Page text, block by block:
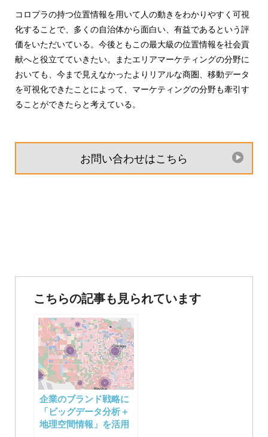
コロプラの持つ位置情報を用いて人の動きをわかりやすく可視
化することで、多くの自治体から面白い、有益であるという評
価をいただいている。今後ともこの最大級の位置情報を社会貢
献へと役立てていきたい。またエリアマーケティングの分野に
おいても、今まで見えなかったよりリアルな商圏、移動データ
を可視化できたことによって、マーケティングの分野も牽引す
ることができたらと考えている。
お問い合わせはこちら
投
こちらの記事も見られています
企業のブランド戦略に
「ビッグデータ分析＋
地理空間情報」を活用